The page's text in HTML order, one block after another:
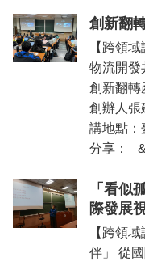
創新翻
【跨領
物流開發
創新翻轉
創辦人張
講地點
分享：
「看似
際發展
【跨領
伴」 從